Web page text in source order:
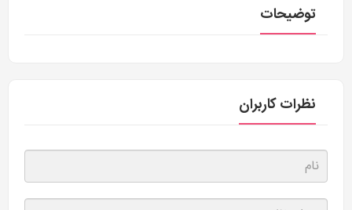
توضیحات
نظرات کاربران